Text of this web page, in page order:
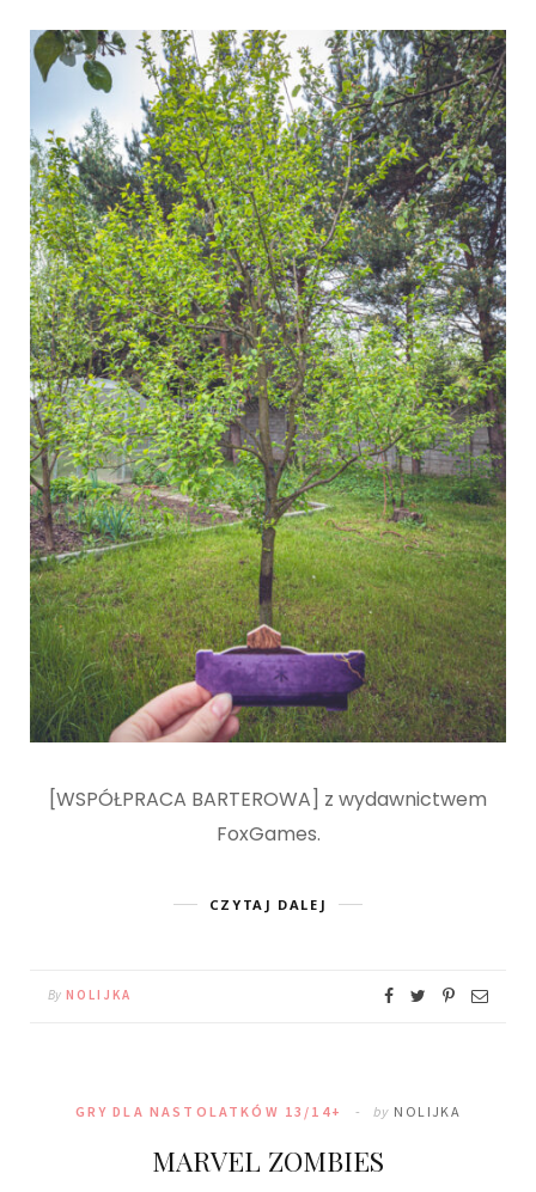
[WSPÓŁPRACA BARTEROWA] z wydawnictwem
FoxGames.
CZYTAJ DALEJ
By NOLIJKA
GRY DLA NASTOLATKÓW 13/14+ by NOLIJKA
MARVEL ZOMBIES